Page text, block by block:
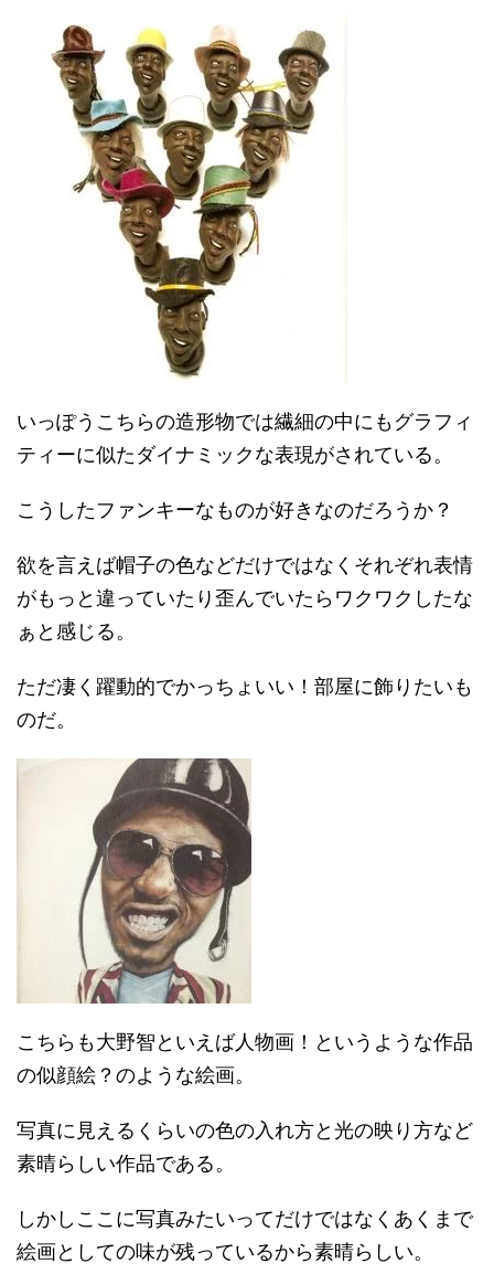
いっぽうこちらの造形物では繊細の中にもグラフィ
ティーに似たダイナミックな表現がされている。
こうしたファンキーなものが好きなのだろうか？
欲を言えば帽子の色などだけではなくそれぞれ表情
がもっと違っていたり歪んでいたらワクワクしたな
ぁと感じる。
ただ凄く躍動的でかっちょいい！部屋に飾りたいも
のだ。
こちらも大野智といえば人物画！というような作品
の似顔絵？のような絵画。
写真に見えるくらいの色の入れ方と光の映り方など
素晴らしい作品である。
しかしここに写真みたいってだけではなくあくまで
絵画としての味が残っているから素晴らしい。